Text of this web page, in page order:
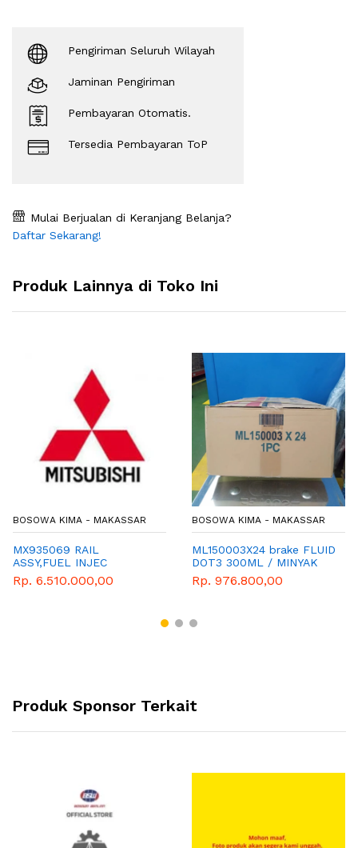
Pengiriman Seluruh Wilayah
Jaminan Pengiriman
Pembayaran Otomatis.
Tersedia Pembayaran ToP
Mulai Berjualan di Keranjang Belanja?
Daftar Sekarang!
Produk Lainnya di Toko Ini
BOSOWA KIMA - MAKASSAR
MX935069 RAIL
ASSY,FUEL INJEC
Rp. 6.510.000,00
BOSOWA KIMA - MAKASSAR
ML150003X24 brake FLUID
DOT3 300ML / MINYAK
REM TRUCK
Rp. 976.800,00
Produk Sponsor Terkait